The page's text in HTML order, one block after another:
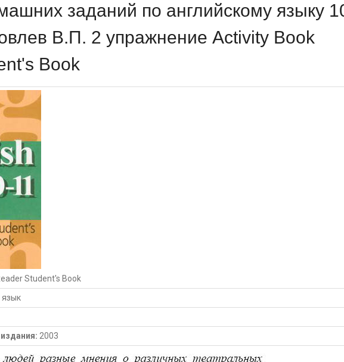
заданий по английскому языку
В.П. 2 упражнение Activity Book
Book
Student's Book
язык
2003